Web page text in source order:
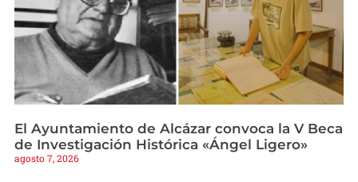
El Ayuntamiento de Alcázar convoca la V Beca
de Investigación Histórica «Ángel Ligero»
agosto 7, 2026